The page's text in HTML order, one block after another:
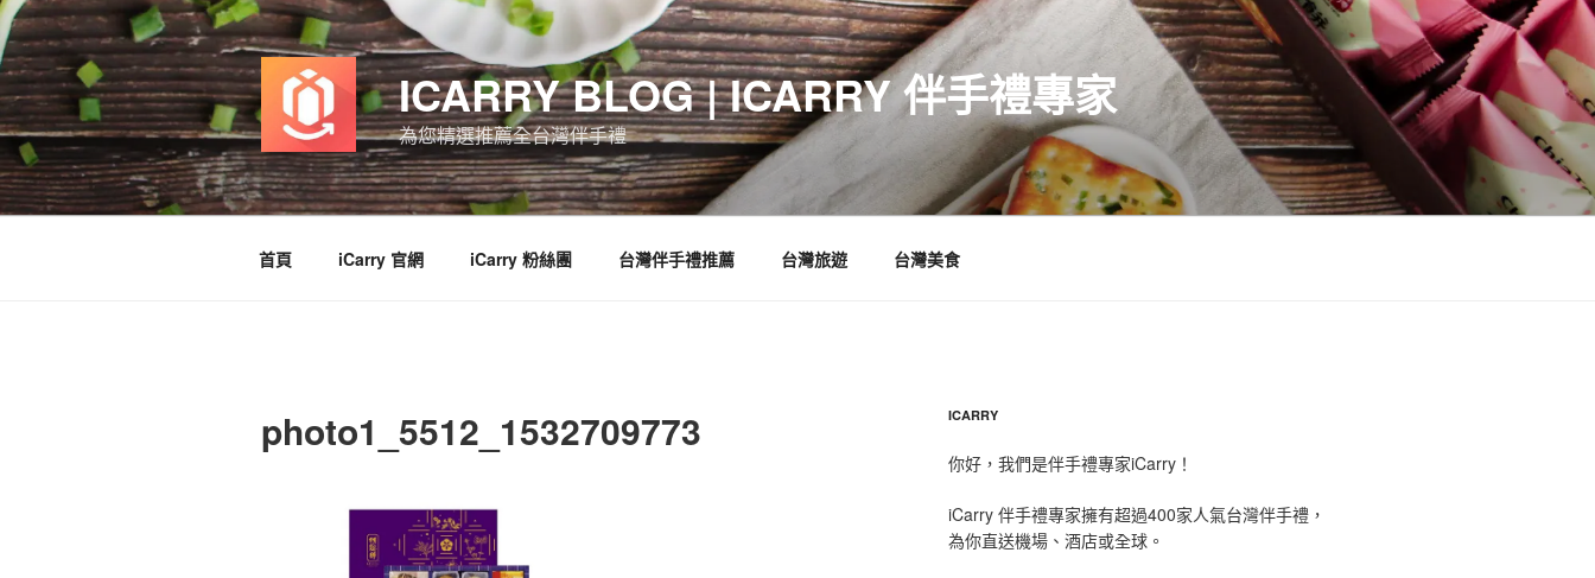
跳
至
主
要
內
容
ICARRY BLOG | ICARRY 伴手禮專家
為您精選推薦全台灣伴手禮
首頁 iCarry 官網 iCarry 粉絲團 台灣伴手禮推薦 台灣旅遊 台灣美食
photo1_5512_1532709773 ICARRY
你好，我們是伴手禮專家iCarry！
iCarry 伴手禮專家擁有超過400家人氣台灣伴手禮，
為你直送機場、酒店或全球。